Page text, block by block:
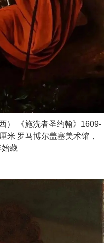
） 《施洗者圣约翰》1609-
米 罗马博尔盖塞美术馆，
始藏